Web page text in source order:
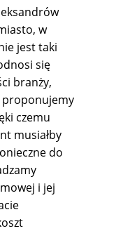
w
jest taki
się
branży,
proponujemy
czemu
musiałby
do
i jej